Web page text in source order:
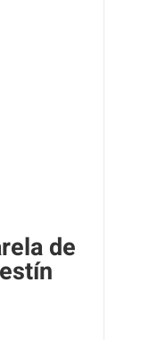
de